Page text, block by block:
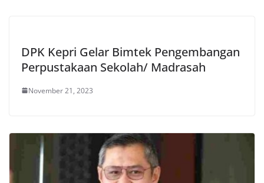
DPK Kepri Gelar Bimtek Pengembangan
Perpustakaan Sekolah/ Madrasah
November 21, 2023